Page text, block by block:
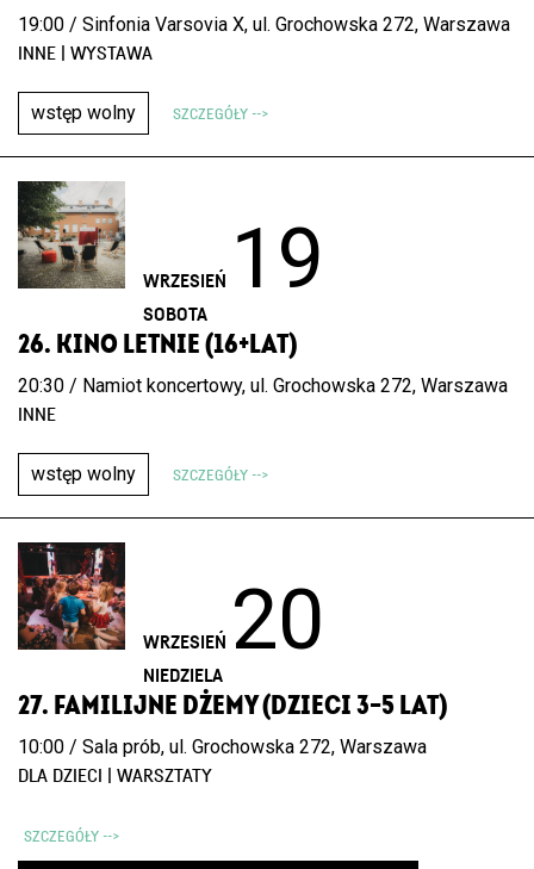
19:00 / Sinfonia Varsovia X, ul. Grochowska 272, Warszawa
INNE | WYSTAWA
SZCZEGÓŁY -->
wstęp wolny
WRZESIEŃ 19
SOBOTA
26. KINO LETNIE (16+LAT)
20:30 / Namiot koncertowy, ul. Grochowska 272, Warszawa
INNE
SZCZEGÓŁY -->
wstęp wolny
WRZESIEŃ 20
NIEDZIELA
27. FAMILIJNE DŻEMY (DZIECI 3–5 LAT)
10:00 / Sala prób, ul. Grochowska 272, Warszawa
DLA DZIECI | WARSZTATY
SZCZEGÓŁY -->